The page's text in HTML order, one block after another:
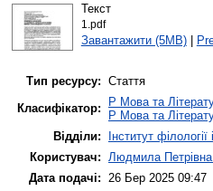
Текст
1.pdf
Завантажити (5MB)|
Тип ресурсу: Стаття
Класифікатор:
P Мова та
P Мова та
Відділи:
Інститут
Користувач: Людмила Петрівна
Дата подачі: 26 Бер 2025 09:47